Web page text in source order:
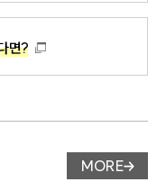
면?
업무사례
MORE